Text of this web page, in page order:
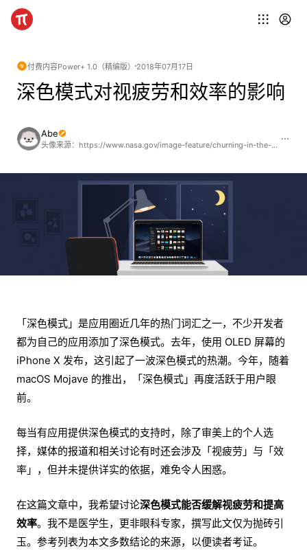
付费内容Power+ 1.0（精编版） 2018年07月17日
深色模式对视疲劳和效率的影响
Abe
头像来源：https://www.nasa.gov/image-feature/churning-in-the-chukchi-sea
「深色模式」是应用圈近几年的热门词汇之一，不少开发者
都为自己的应用添加了深色模式。去年，使用 OLED 屏幕的
iPhone X 发布，这引起了一波深色模式的热潮。今年，随着
macOS Mojave 的推出，「深色模式」再度活跃于用户眼
前。
每当有应用提供深色模式的支持时，除了审美上的个人选
择，媒体的报道和相关讨论有时还会涉及「视疲劳」与「效
率」，但并未提供详实的依据，难免令人困惑。
在这篇文章中，我希望讨论深色模式能否缓解视疲劳和提高
效率。我不是医学生，更非眼科专家，撰写此文仅为抛砖引
玉。参考列表为本文多数结论的来源，以便读者考证。